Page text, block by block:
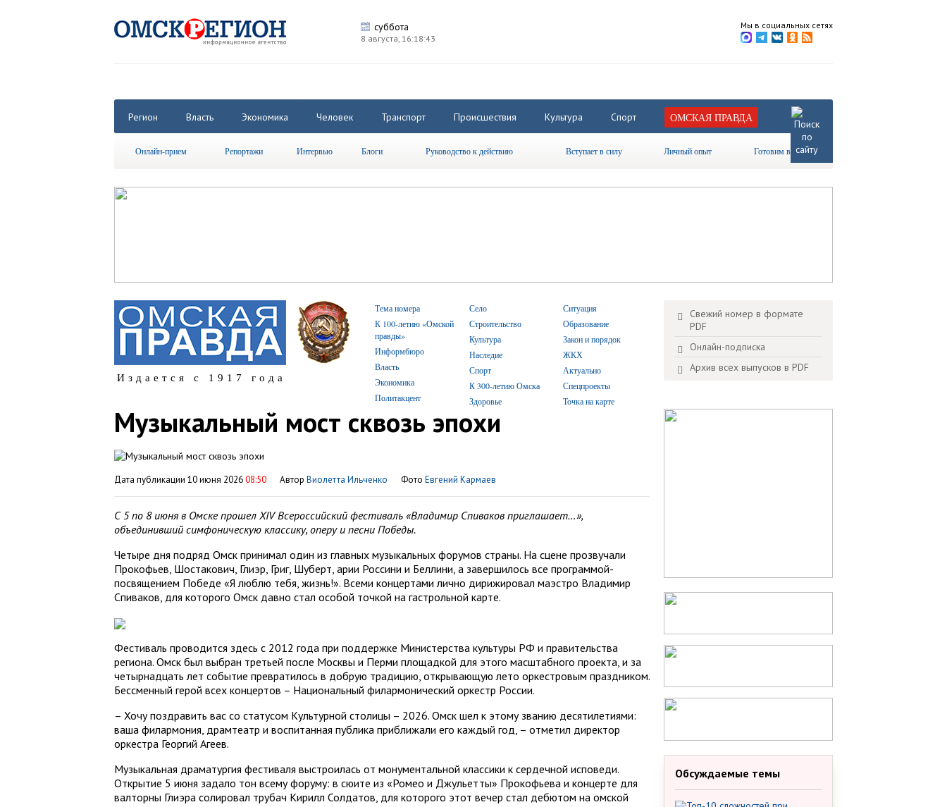
суббота
8 августа, 16:18:44
Мы в социальных сетях
Регион Власть Экономика Человек Транспорт Происшествия Культура Спорт ОМСКАЯ ПРАВДА
Онлайн-прием Репортажи Интервью Блоги Руководство к действию Вступает в силу Личный опыт Готовим вместе
Тема номера
К 100-летию «Омской
правды»
Информбюро
Власть
Экономика
Политакцент
Село
Строительство
Культура
Наследие
Спорт
К 300-летию Омска
Здоровье
Ситуация
Образование
Закон и порядок
ЖКХ
Актуально
Спецпроекты
Точка на карте
Свежий номер в формате
PDF
Онлайн-подписка
Архив всех выпусков в PDF
Издается с 1917 года
Музыкальный мост сквозь эпохи
Дата публикации 10 июня 202608:50 Автор Виолетта Ильченко Фото Евгений Кармаев
С 5 по 8 июня в Омске прошел XIV Всероссийский фестиваль «Владимир Спиваков приглашает…»,
объединивший симфоническую классику, оперу и песни Победы.
Четыре дня подряд Омск принимал один из главных музыкальных форумов страны. На сцене прозвучали
Прокофьев, Шостакович, Глиэр, Григ, Шуберт, арии Россини и Беллини, а завершилось все программой-
посвящением Победе «Я люблю тебя, жизнь!». Всеми концертами лично дирижировал маэстро Владимир
Спиваков, для которого Омск давно стал особой точкой на гастрольной карте.
Фестиваль проводится здесь с 2012 года при поддержке Министерства культуры РФ и правительства
региона. Омск был выбран третьей после Москвы и Перми площадкой для этого масштабного проекта, и за
четырнадцать лет событие превратилось в добрую традицию, открывающую лето оркестровым праздником.
Бессменный герой всех концертов – Национальный филармонический оркестр России.
– Хочу поздравить вас со статусом Культурной столицы – 2026. Омск шел к этому званию десятилетиями:
ваша филармония, драмтеатр и воспитанная публика приближали его каждый год, – отметил директор
оркестра Георгий Агеев.
Музыкальная драматургия фестиваля выстроилась от монументальной классики к сердечной исповеди.
Открытие 5 июня задало тон всему форуму: в сюите из «Ромео и Джульетты» Прокофьева и концерте для
валторны Глиэра солировал трубач Кирилл Солдатов, для которого этот вечер стал дебютом на омской
Обсуждаемые темы